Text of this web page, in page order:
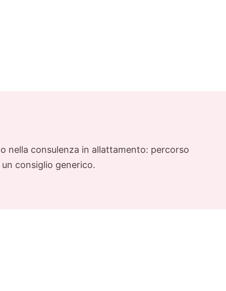
nella consulenza in allattamento: percorso
un consiglio generico.